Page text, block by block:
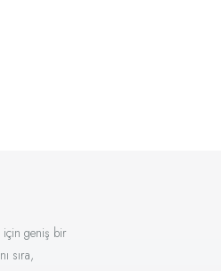
için geniş bir
sıra,